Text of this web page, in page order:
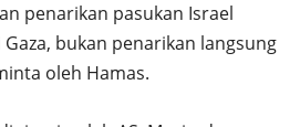
penarikan pasukan Israel
bukan penarikan langsung
oleh Hamas.